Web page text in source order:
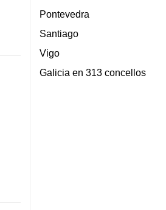
Pontevedra
Santiago
Vigo
Galicia en 313 concellos